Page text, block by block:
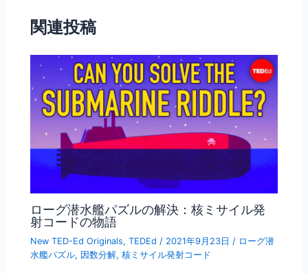
o
o
k
関連投稿
ローグ潜水艦パズルの解決：核ミサイル発
射コードの物語
New TED-Ed Originals,TEDEd / 2021年9月23日 / ローグ潜
水艦パズル, 因数分解,核ミサイル発射コード